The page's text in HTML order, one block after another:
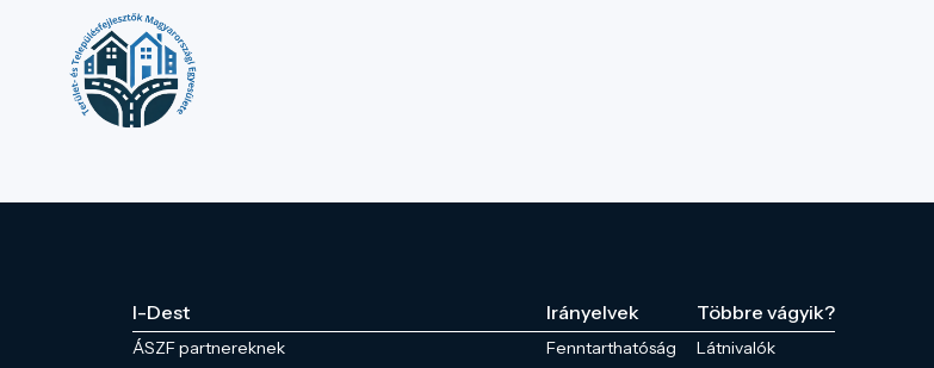
I-Dest
ÁSZF partnereknek
Irányelvek
Fenntarthatóság
Többre vágyik?
Látnivalók